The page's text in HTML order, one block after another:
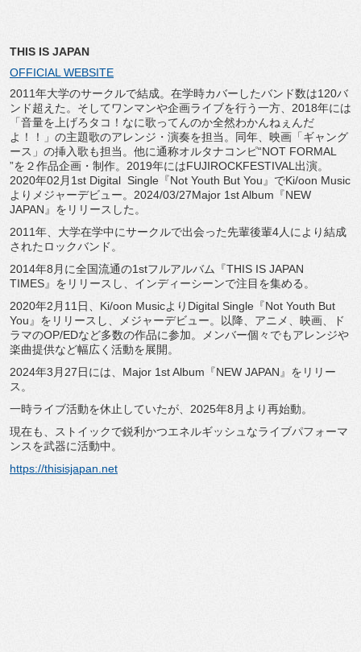
THIS IS JAPAN
OFFICIAL WEBSITE
2011年大学のサークルで結成。 在学時カバーしたバンド数は120バ
ンド超えた。 そしてワンマンや企画ライブを行う一方、2018年には
「音量を上げろタコ！なに歌ってんのか全然わかんねぇんだ
よ！！」 の主題歌のアレンジ・演奏を担当。同年、映画「ギャング
ース」 の挿入歌も担当。他に通称オルタナコンピ“NOT FORMAL
”を２作品企画・制作。 2019年にはFUJIROCKFESTIVAL出演。
2020年02月1st Digital Single『Not Youth But You』でKi/oon Music
よりメジャーデビュー。2024/03/27Major 1st Album『NEW
JAPAN』をリリースした。
2011年、 大学在学中にサークルで出会った先輩後輩4人により結成
されたロ ックバンド。
2014年8月に全国流通の1stフルアルバム『THIS IS JAPAN
TIMES』をリリースし、インディーシーンで注目を集める。
2020年2月11日、Ki/oon MusicよりDigital Single『Not Youth But
You』をリリースし、メジャーデビュー。以降、アニメ、映画、
ド
ラマのOP/EDなど多数の作品に参加。
メンバー個々でもアレンジや
楽曲提供など幅広く活動を展開。
2024年3月27日には、Major 1st Album『NEW JAPAN』をリリー
ス。
一時ライブ活動を休止していたが、2025年8月より再始動。
現在も、
ストイックで鋭利かつエネルギッシュなライブパフォーマ
ンスを武器に活動中。
https://thisisjapan.net